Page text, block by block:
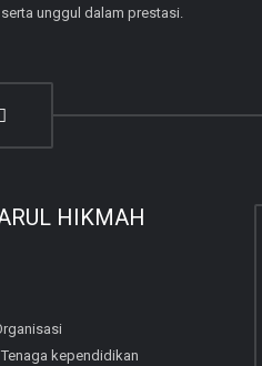
serta unggul dalam prestasi.
HIKMAH
kependidikan